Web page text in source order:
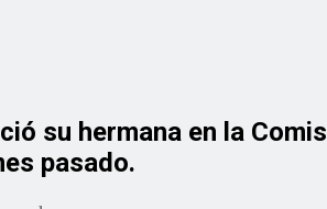
su hermana en la
pasado.